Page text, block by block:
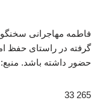
فاطمه مهاجرانی
گرفته در راستای حفظ
حضور داشته باشد. منبع:
265 33